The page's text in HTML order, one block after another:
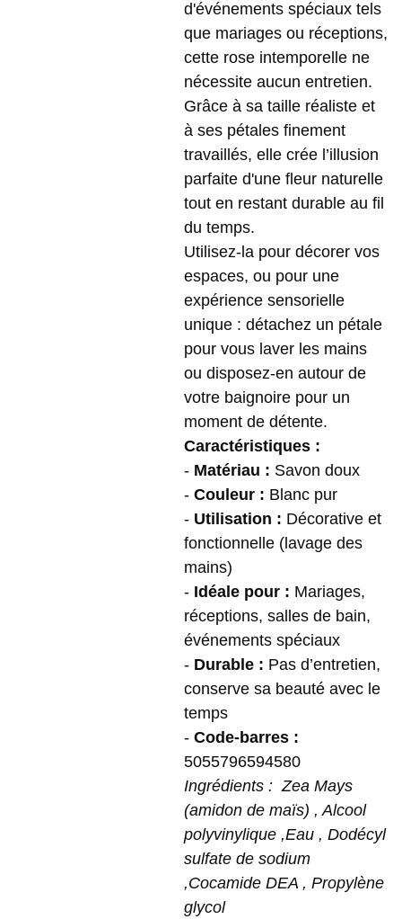
d'événements spéciaux tels
que mariages ou réceptions,
cette rose intemporelle ne
nécessite aucun entretien.
Grâce à sa taille réaliste et
à ses pétales finement
travaillés, elle crée l’illusion
parfaite d'une fleur naturelle
tout en restant durable au fil
du temps.
Utilisez-la pour décorer vos
espaces, ou pour une
expérience sensorielle
unique : détachez un pétale
pour vous laver les mains
ou disposez-en autour de
votre baignoire pour un
moment de détente.
Caractéristiques :
- Matériau : Savon doux
- Couleur : Blanc pur
- Utilisation : Décorative et
fonctionnelle (lavage des
mains)
- Idéale pour : Mariages,
réceptions, salles de bain,
événements spéciaux
- Durable : Pas d’entretien,
conserve sa beauté avec le
temps
- Code-barres :
5055796594580
Ingrédients : Zea Mays
(amidon de maïs) , Alcool
polyvinylique ,Eau , Dodécyl
sulfate de sodium
,Cocamide DEA , Propylène
glycol